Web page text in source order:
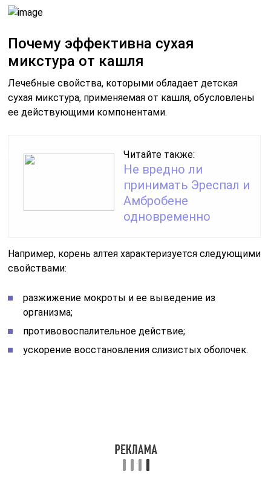
Почему эффективна сухая
микстура от кашля
Лечебные свойства, которыми обладает детская
сухая микстура, применяемая от кашля, обусловлены
ее действующими компонентами.
Читайте также:
Не вредно ли
принимать Эреспал и
Амбробене
одновременно
Например, корень алтея характеризуется следующими
свойствами:
разжижение мокроты и ее выведение из
организма;
противовоспалительное действие;
ускорение восстановления слизистых оболочек.